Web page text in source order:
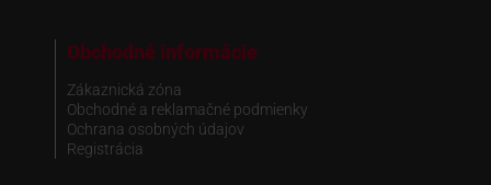
Obchodné informácie
Zákaznická zóna
Obchodné a reklamačné podmienky
Ochrana osobných údajov
Registrácia